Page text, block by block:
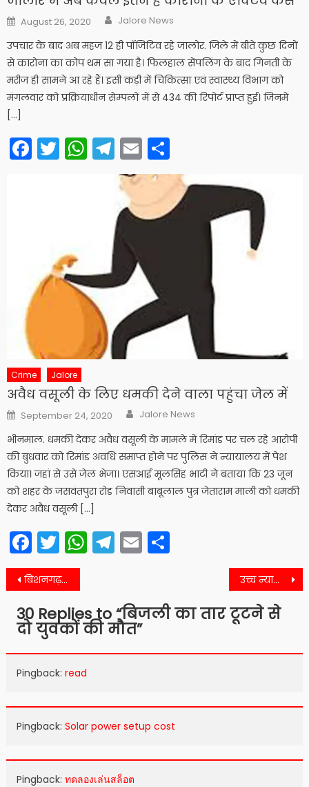
Posted
on
August 26, 2020 Author
Jalore News
उपचार के बाद अब महज 12 ही पॉजिटिव रहे जालोर. जिले में बीते कुछ दिनों
से कारोना का कोप थम सा गया है। फिलहाल सेंपलिंग के बाद गिनती के
मरीज ही सामने आ रहे हैं। इसी कड़ी में चिकित्सा एवं स्वास्थ्य विभाग को
मंगलवार को प्रक्रियाधीन सेम्पलों में से 434 की रिपोर्ट प्राप्त हुई। जिनमें
[…]
Facebook
Twitter
WhatsApp
Telegram
Email
Crime Jalore
अवैध वसूली के लिए धमकी देने वाला पहुंचा जेल में
Posted
on
September 24, 2020 Author
Jalore News
भीनमाल. धमकी देकर अवैध वसूली के मामले में रिमांड पर चल रहे आरोपी
की बुधवार को रिमांड अवधि समाप्त होने पर पुलिस ने न्यायालय में पेश
किया। जहां से उसे जेल भेजा। एसआई मूलसिंह भाटी ने बताया कि 23 जून
को शहर के जसवंतपुरा रोड निवासी बाबूलाल पुत्र जेताराम माली को धमकी
देकर अवैध वसूली […]
Facebook
Twitter
WhatsApp
Telegram
Email
Post
navigation
बिशनगढ़ : प्रेम प्रसंग से परेशान युवक ने की आत्महत्या उच्च न्यायालय ने जारी किया स्टे और अधिकारी करवा रहे काम
30 Replies to “बिजली का तार टूटने से
दो युवकों की मौत”
Pingback: read
Pingback: Solar power setup cost
Pingback: ทดลองเล่นสล็อต